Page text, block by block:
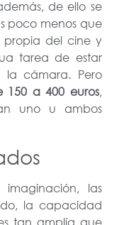
de ello se
poco menos que
del cine y
tarea de estar
cámara. Pero
150 a 400 euros,
uno u ambos
las
la capacidad
tan amplía que